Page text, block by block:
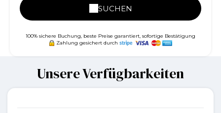
SUCHEN
100% sichere Buchung, beste Preise garantiert, sofortige Bestätigung
Zahlung gesichert durch
Unsere Verfügbarkeiten